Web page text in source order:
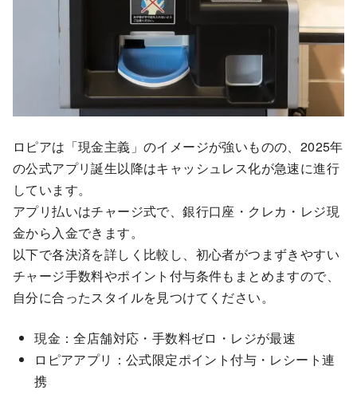
ロピアは「現金主義」のイメージが強いものの、2025年
の公式アプリ誕生以降はキャッシュレス化が急速に進行
しています。
アプリ払いはチャージ式で、銀行口座・クレカ・レジ現
金から入金できます。
以下で各決済を詳しく比較し、初心者がつまずきやすい
チャージ手数料やポイント付与条件もまとめますので、
自分に合ったスタイルを見つけてください。
現金：全店舗対応・手数料ゼロ・レジが最速
ロピアアプリ：公式限定ポイント付与・レシート連
携